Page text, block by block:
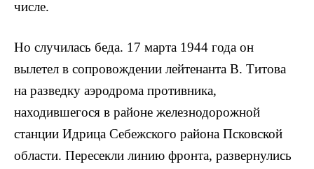
числе.
Но случилась беда. 17 марта 1944 года он
вылетел в сопровождении лейтенанта В. Титова
на разведку аэродрома противника,
находившегося в районе же­лезнодорожной
станции Идрица Себежского района Псковской
области. Пересекли линию фронта, развер­нулись